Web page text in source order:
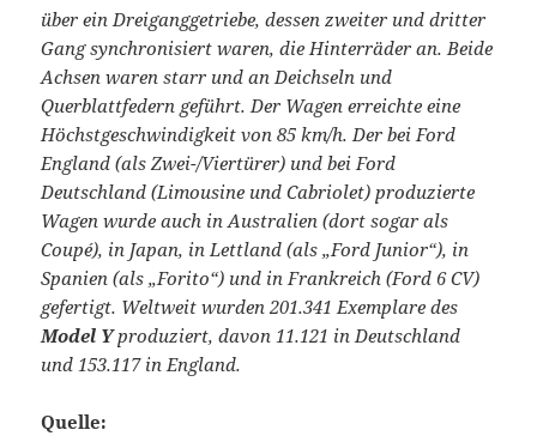
über ein Dreiganggetriebe, dessen zweiter und dritter
Gang synchronisiert waren, die Hinterräder an. Beide
Achsen waren starr und an Deichseln und
Querblattfedern geführt. Der Wagen erreichte eine
Höchstgeschwindigkeit von 85 km/h. Der bei Ford
England (als Zwei-/Viertürer) und bei Ford
Deutschland (Limousine und Cabriolet) produzierte
Wagen wurde auch in Australien (dort sogar als
Coupé), in Japan, in Lettland (als „Ford Junior“), in
Spanien (als „Forito“) und in Frankreich (Ford 6 CV)
gefertigt. Weltweit wurden 201.341 Exemplare des
Model Yproduziert, davon 11.121 in Deutschland
und 153.117 in England.
Quelle: